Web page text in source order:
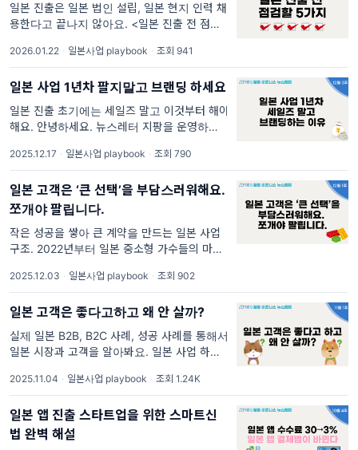
일본 진출은 일본 법인 설립, 일본 현지 인력 채
용한다고 끝나지 않아요. <일본 진출 전 점검할
하지 않고 만들었습니다. 많은 분이 “저희 이번
해에는 일본 진출해 보려고요” 라고 이야기 해
주십니다.
2026.01.22 · 일본사업 playbook · 조회 941
일본 사업 1년차 팔지말고 브랜딩 하세요
일본 진출 초기에는 세일즈 말고 이것부터 해야
해요. 안녕하세요. 뉴스레터 지팡을 운영하는
본 사업 1년차는 매출 만들기가 아닌, 브랜딩
자산 만들기를 만들어야 한다는 이야기를 합니
다.
2025.12.17 · 일본사업 playbook · 조회 790
일본 고객은 ‘큰 선택’을 부담스러워해요.
쪼개야 팔립니다.
작은 성공을 쌓아 큰 계약을 만드는 일본 사업
구조. 2022년부터 일본 중소형 가수들의 마케
1] 디지털 싱글로 1곡을 낸다 /// [항목2] 1개
곡으로 활동을 한다. (온,오프라인 포함
2025.12.03 · 일본사업 playbook · 조회 902
일본 고객은 좋다고하고 왜 안 살까?
실제 일본 B2B, B2C 사례, 성공 사례를 통해서
일본 시장과 고객을 알아봐요. 일본 사업 하시
면 이런 말에 공감 하실거에요.
2025.11.04 · 일본사업 playbook · 조회 1.24K
일본 앱 진출 스타트업을 위한 스마트신
법 완벽 해설